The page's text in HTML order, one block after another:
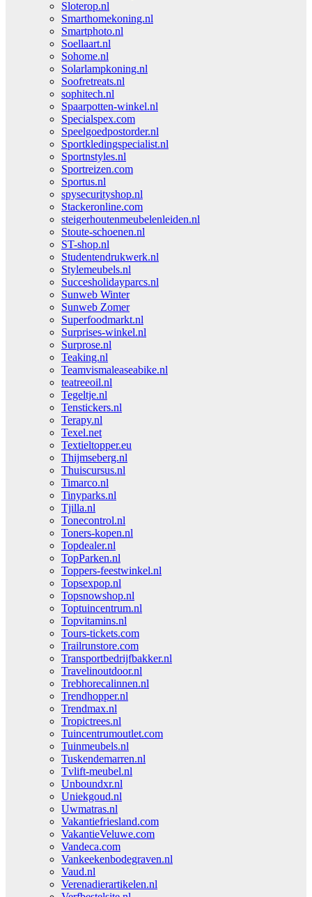
Sloterop.nl
Smarthomekoning.nl
Smartphoto.nl
Soellaart.nl
Sohome.nl
Solarlampkoning.nl
Soofretreats.nl
sophitech.nl
Spaarpotten-winkel.nl
Specialspex.com
Speelgoedpostorder.nl
Sportkledingspecialist.nl
Sportnstyles.nl
Sportreizen.com
Sportus.nl
spysecurityshop.nl
Stackeronline.com
steigerhoutenmeubelenleiden.nl
Stoute-schoenen.nl
ST-shop.nl
Studentendrukwerk.nl
Stylemeubels.nl
Succesholidayparcs.nl
Sunweb Winter
Sunweb Zomer
Superfoodmarkt.nl
Surprises-winkel.nl
Surprose.nl
Teaking.nl
Teamvismaleaseabike.nl
teatreeoil.nl
Tegeltje.nl
Tenstickers.nl
Terapy.nl
Texel.net
Textieltopper.eu
Thijmseberg.nl
Thuiscursus.nl
Timarco.nl
Tinyparks.nl
Tjilla.nl
Tonecontrol.nl
Toners-kopen.nl
Topdealer.nl
TopParken.nl
Toppers-feestwinkel.nl
Topsexpop.nl
Topsnowshop.nl
Toptuincentrum.nl
Topvitamins.nl
Tours-tickets.com
Trailrunstore.com
Transportbedrijfbakker.nl
Travelinoutdoor.nl
Trebhorecalinnen.nl
Trendhopper.nl
Trendmax.nl
Tropictrees.nl
Tuincentrumoutlet.com
Tuinmeubels.nl
Tuskendemarren.nl
Tvlift-meubel.nl
Unboundxr.nl
Uniekgoud.nl
Uwmatras.nl
Vakantiefriesland.com
VakantieVeluwe.com
Vandeca.com
Vankeekenbodegraven.nl
Vaud.nl
Verenadierartikelen.nl